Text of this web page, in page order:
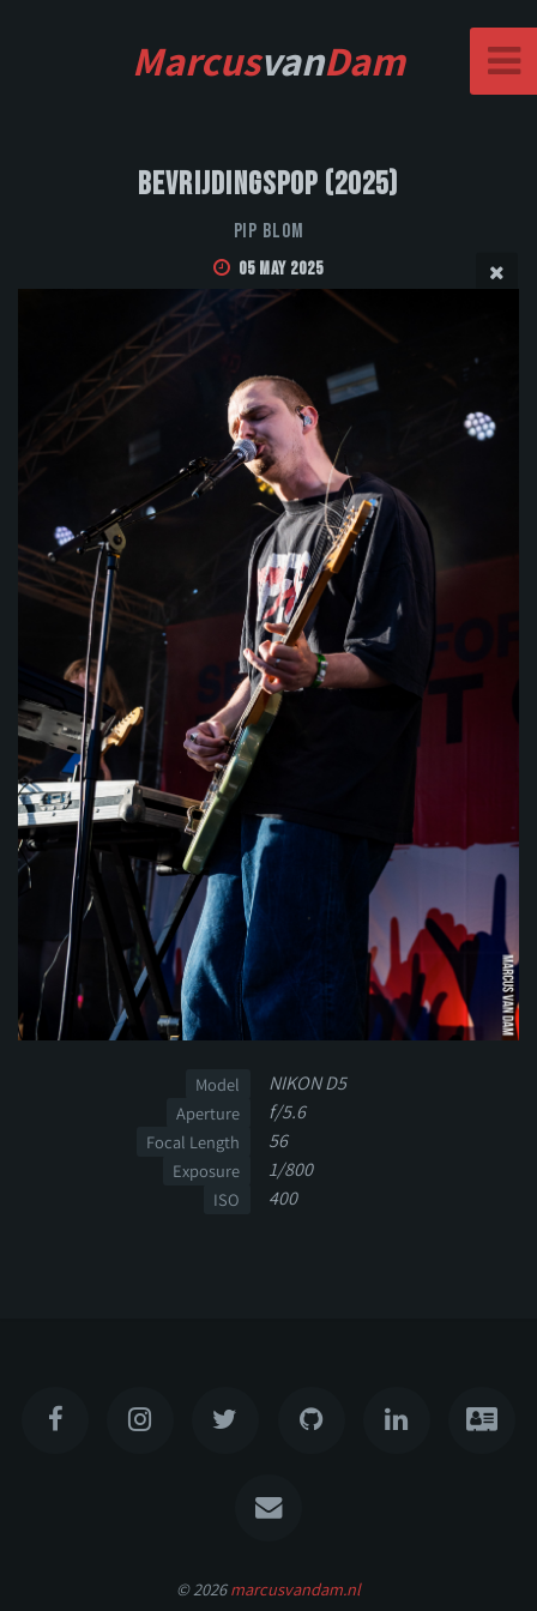
MarcusvanDam
Bevrijdingspop (2025)
Pip Blom
05 May 2025
Model NIKON D5
Aperture f/5.6
Focal Length 56
Exposure 1/800
ISO 400
© 2026marcusvandam.nl